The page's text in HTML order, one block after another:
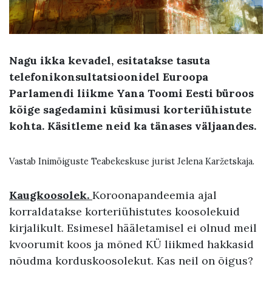
Nagu ikka kevadel, esitatakse tasuta
telefonikonsultatsioonidel Euroopa
Parlamendi liikme Yana Toomi Eesti büroos
kõige sagedamini küsimusi korteriühistute
kohta. Käsitleme neid ka tänases väljaandes.
Vastab Inimõiguste Teabekeskuse jurist Jelena Karžetskaja.
Kaugkoosolek. Koroonapandeemia ajal
korraldatakse korteriühistutes koosolekuid
kirjalikult. Esimesel hääletamisel ei olnud meil
kvoorumit koos ja mõned KÜ liikmed hakkasid
nõudma korduskoosolekut. Kas neil on õigus?